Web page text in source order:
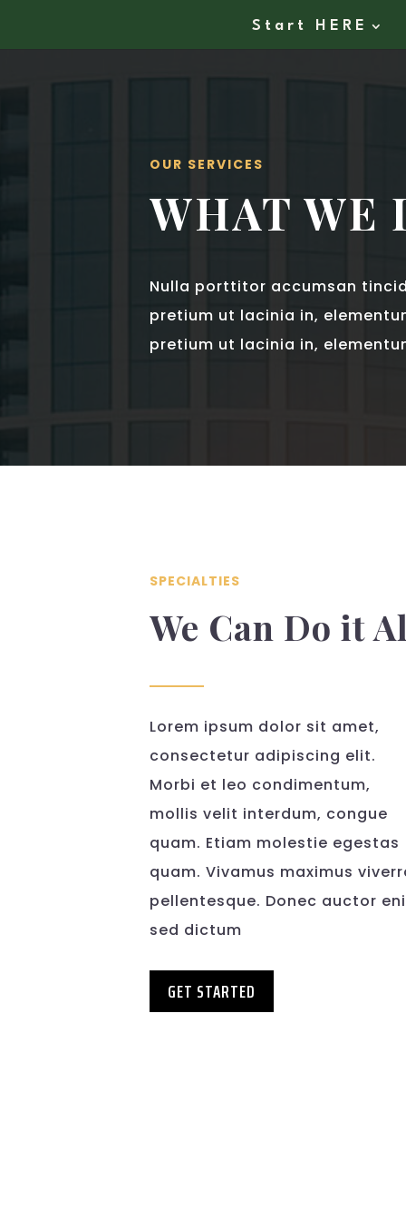
Start HERE
OUR SERVICES
WHAT WE
Nulla porttitor accumsan
pretium ut lacinia in,
pretium ut lacinia in,
SPECIALTIES
We Can Do it
Lorem ipsum dolor sit amet,
consectetur adipiscing elit.
Morbi et leo condimentum,
mollis velit interdum, congue
quam. Etiam molestie egestas
quam. Vivamus maximus
pellentesque. Donec auctor
sed dictum
GET STARTED